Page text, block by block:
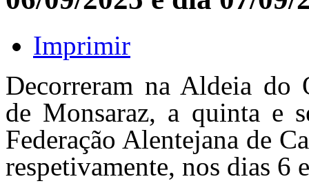
Imprimir
Decorreram na Aldeia do
de Monsaraz, a quinta e
Federação Alentejana de
respetivamente, nos dias 6